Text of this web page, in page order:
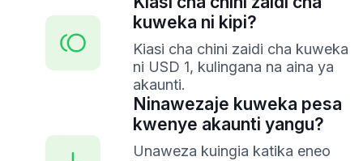
kuweka ni kipi?
Kiasi cha chini zaidi cha kuweka
ni USD 1, kulingana na aina ya
akaunti.
Ninawezaje kuweka pesa
kwenye akaunti yangu?
Unaweza kuingia katika eneo